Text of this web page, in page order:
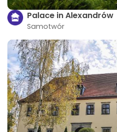
Palace in Alexandrów
Samotwór